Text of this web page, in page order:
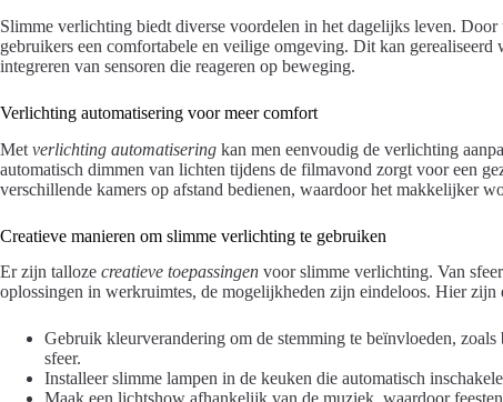
Slimme verlichting biedt diverse voordelen in het dagelijks leven. Door
gebruikers een comfortabele en veilige omgeving. Dit kan gerealiseerd
integreren van sensoren die reageren op beweging.
Verlichting automatisering voor meer comfort
Met verlichting automatisering kan men eenvoudig de verlichting
automatisch dimmen van lichten tijdens de filmavond zorgt voor een
verschillende kamers op afstand bedienen, waardoor het makkelijker
Creatieve manieren om slimme verlichting te gebruiken
Er zijn talloze creatieve toepassingen voor slimme verlichting. Van
oplossingen in werkruimtes, de mogelijkheden zijn eindeloos. Hier zijn
Gebruik kleurverandering om de stemming te beïnvloeden,
sfeer.
Installeer slimme lampen in de keuken die automatisch